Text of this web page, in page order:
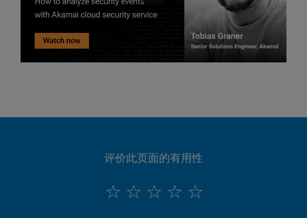
评价此页面的有用性